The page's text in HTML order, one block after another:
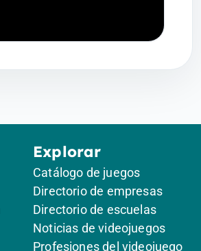
Explorar
Catálogo de juegos
Directorio de empresas
Directorio de escuelas
Noticias de videojuegos
Profesiones del videojuego